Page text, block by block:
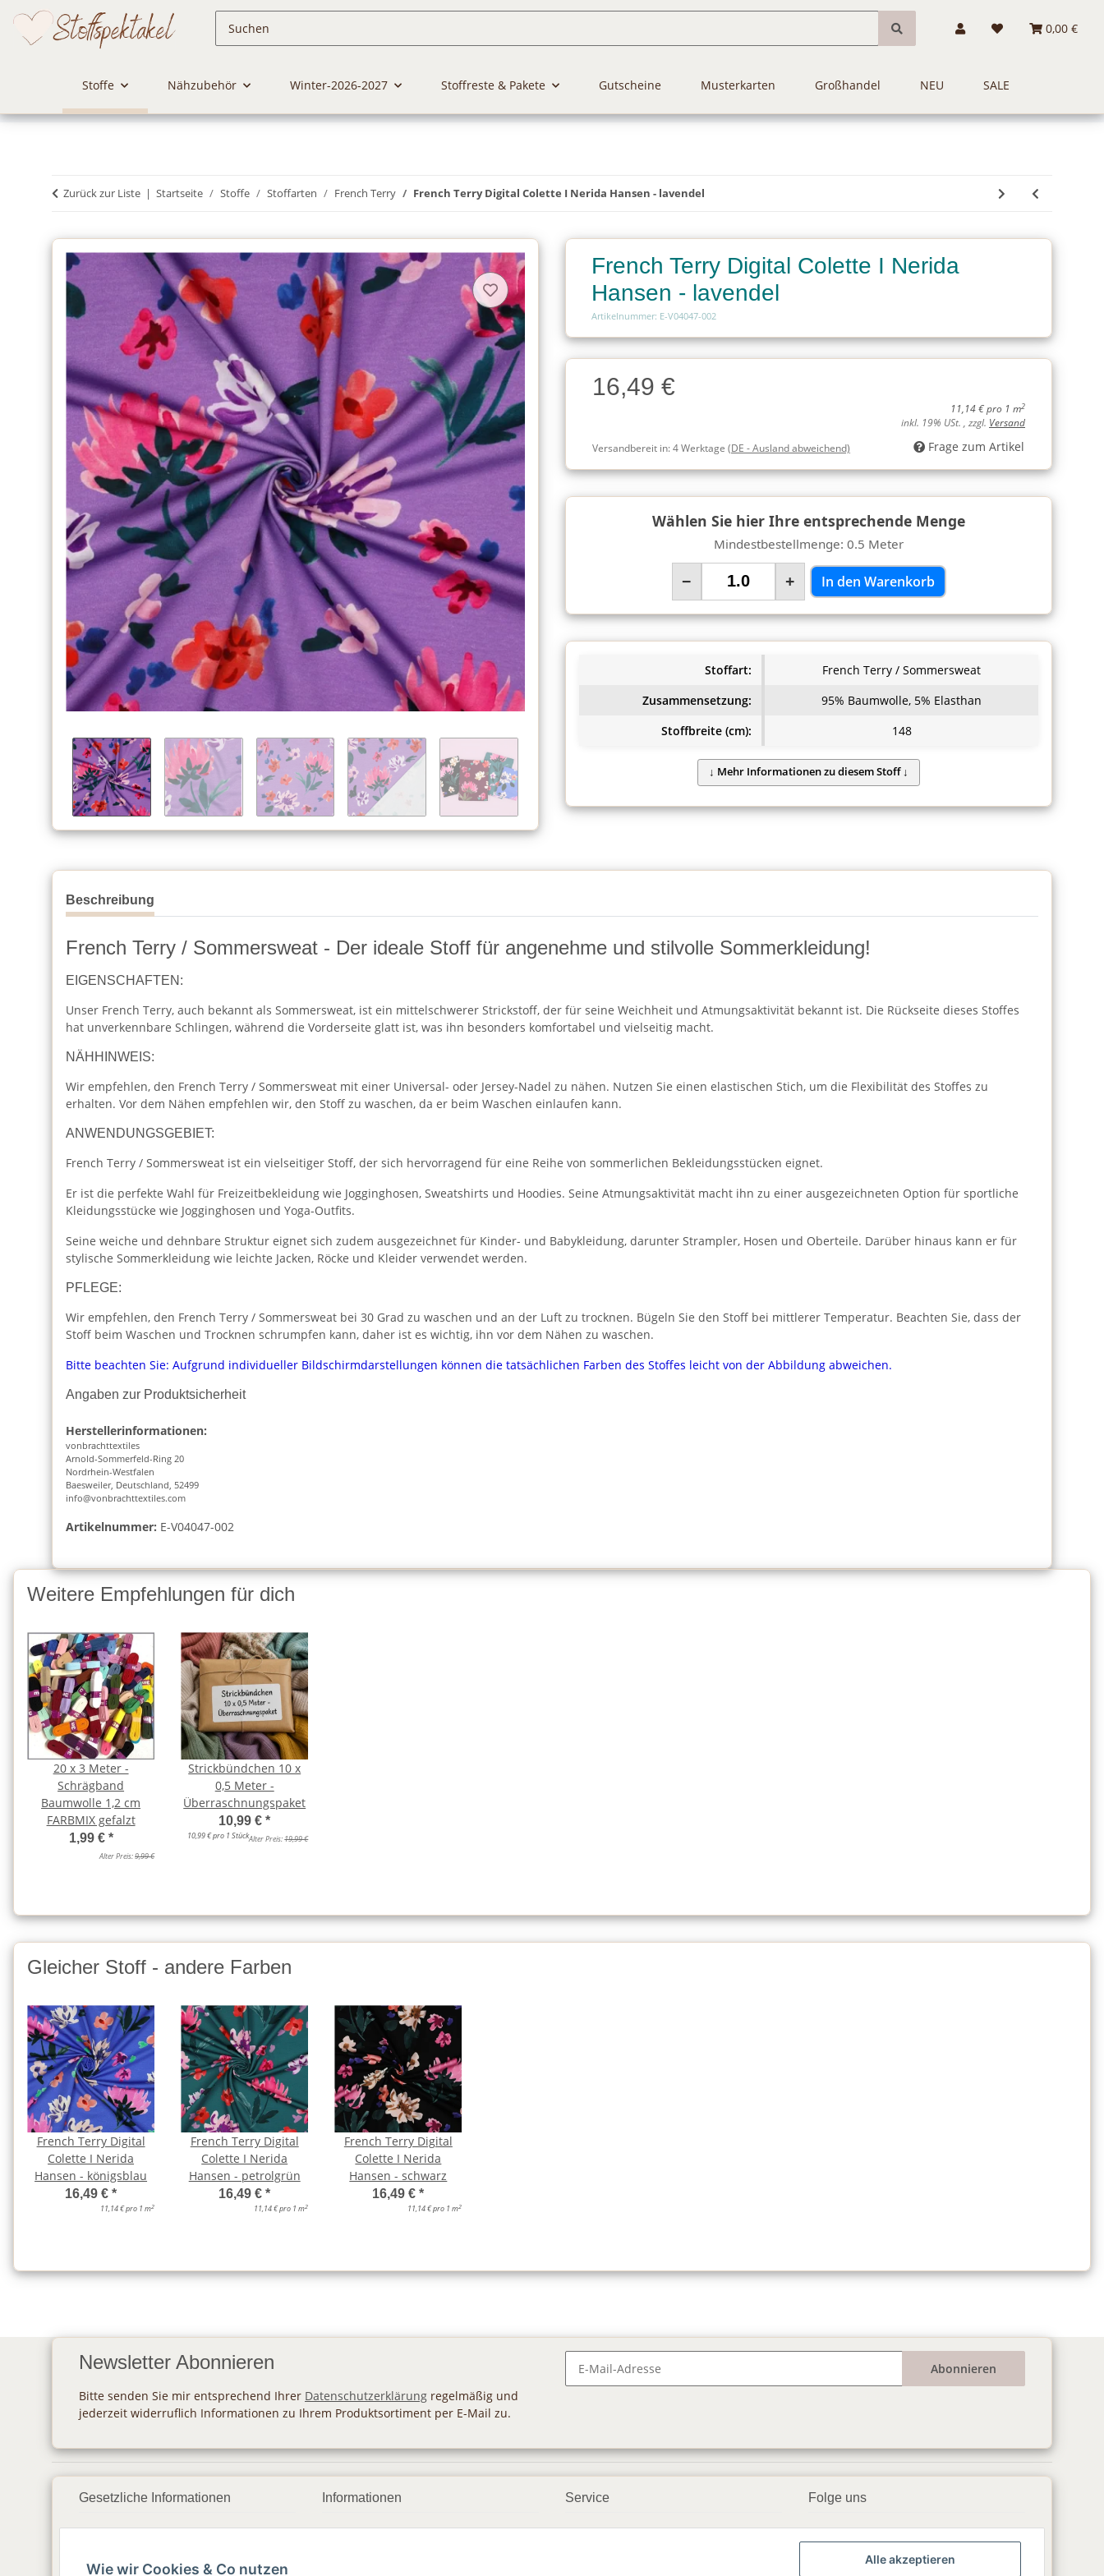
0,00 €
Stoffe Nähzubehör Winter-2026-2027 Stoffreste & Pakete Gutscheine Musterkarten Großhandel NEU SALE
Zurück zur Liste Startseite Stoffe Stoffarten French Terry French Terry Digital Colette I Nerida Hansen - lavendel
French Terry Digital Colette I Nerida
Hansen - lavendel
Artikelnummer: E-V04047-002
Charge
Charge16,49 €
11,14 € pro 1 m2
inkl. 19% USt. , zzgl. Versand
Versandbereit in:4 Werktage (DE - Ausland abweichend) Frage zum Artikel
Wählen Sie hier Ihre entsprechende Menge
Mindestbestellmenge: 0.5 Meter
− + In den Warenkorb
Stoffart:
French Terry / Sommersweat
Zusammensetzung:
95% Baumwolle, 5% Elasthan
Stoffbreite (cm):
148
Beschreibung
French Terry / Sommersweat - Der ideale Stoff für angenehme und stilvolle Sommerkleidung!
EIGENSCHAFTEN:
Unser French Terry, auch bekannt als Sommersweat, ist ein mittelschwerer Strickstoff, der für seine Weichheit und Atmungsaktivität bekannt ist. Die Rückseite dieses Stoffes
hat unverkennbare Schlingen, während die Vorderseite glatt ist, was ihn besonders komfortabel und vielseitig macht.
NÄHHINWEIS:
Wir empfehlen, den French Terry / Sommersweat mit einer Universal- oder Jersey-Nadel zu nähen. Nutzen Sie einen elastischen Stich, um die Flexibilität des Stoffes zu
erhalten. Vor dem Nähen empfehlen wir, den Stoff zu waschen, da er beim Waschen einlaufen kann.
ANWENDUNGSGEBIET:
French Terry / Sommersweat ist ein vielseitiger Stoff, der sich hervorragend für eine Reihe von sommerlichen Bekleidungsstücken eignet.
Er ist die perfekte Wahl für Freizeitbekleidung wie Jogginghosen, Sweatshirts und Hoodies. Seine Atmungsaktivität macht ihn zu einer ausgezeichneten Option für sportliche
Kleidungsstücke wie Jogginghosen und Yoga-Outfits.
Seine weiche und dehnbare Struktur eignet sich zudem ausgezeichnet für Kinder- und Babykleidung, darunter Strampler, Hosen und Oberteile. Darüber hinaus kann er für
stylische Sommerkleidung wie leichte Jacken, Röcke und Kleider verwendet werden.
PFLEGE:
Wir empfehlen, den French Terry / Sommersweat bei 30 Grad zu waschen und an der Luft zu trocknen. Bügeln Sie den Stoff bei mittlerer Temperatur. Beachten Sie, dass der
Stoff beim Waschen und Trocknen schrumpfen kann, daher ist es wichtig, ihn vor dem Nähen zu waschen.
Bitte beachten Sie: Aufgrund individueller Bildschirmdarstellungen können die tatsächlichen Farben des Stoffes leicht von der Abbildung abweichen.
Angaben zur Produktsicherheit
Herstellerinformationen:
vonbrachttextiles
Arnold-Sommerfeld-Ring 20
Nordrhein-Westfalen
Baesweiler, Deutschland, 52499
info@vonbrachttextiles.com
Artikelnummer: E-V04047-002
Weitere Empfehlungen für dich
20 x 3 Meter -
Schrägband
Baumwolle 1,2 cm
FARBMIX gefalzt
1,99 € *
Alter Preis:9,99 €
Strickbündchen 10 x
0,5 Meter -
Überraschnungspaket
10,99 €*
10,99 € pro 1 StückAlter Preis:19,99 €
Gleicher Stoff - andere Farben
French Terry Digital
Colette I Nerida
Hansen - königsblau
16,49 €*
11,14 € pro 1 m2
French Terry Digital
Colette I Nerida
Hansen - petrolgrün
16,49 €*
11,14 € pro 1 m2
French Terry Digital
Colette I Nerida
Hansen - schwarz
16,49 €*
11,14 € pro 1 m2
Newsletter Abonnieren
Bitte senden Sie mir entsprechend Ihrer Datenschutzerklärung regelmäßig und
jederzeit widerruflich Informationen zu Ihrem Produktsortiment per E-Mail zu.
Abonnieren
Gesetzliche Informationen
AGB
Informationen Service Folge uns
▶️ YouTube
Wie wir Cookies & Co nutzen
Alle akzeptieren